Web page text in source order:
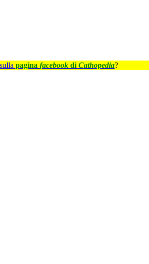
sulla pagina facebook di Cathopedia?